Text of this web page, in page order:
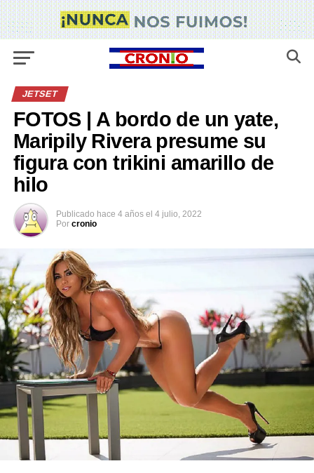
JETSET
FOTOS | A bordo de un yate,
Maripily Rivera presume su
figura con trikini amarillo de
hilo
Publicado hace 4 años el 4 julio, 2022
Por cronio